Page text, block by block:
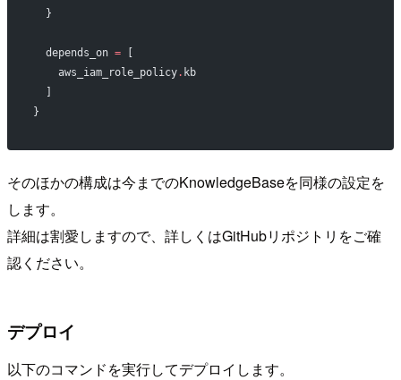
  }
  depends_on
= [
    aws_iam_role_policy
. kb
}
そのほかの構成は今までのKnowledgeBaseを同様の設定を
します。
詳細は割愛しますので、詳しくはGitHubリポジトリをご確
認ください。
デプロイ
以下のコマンドを実行してデプロイします。